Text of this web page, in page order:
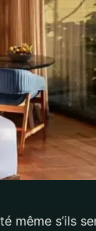
même s’ils